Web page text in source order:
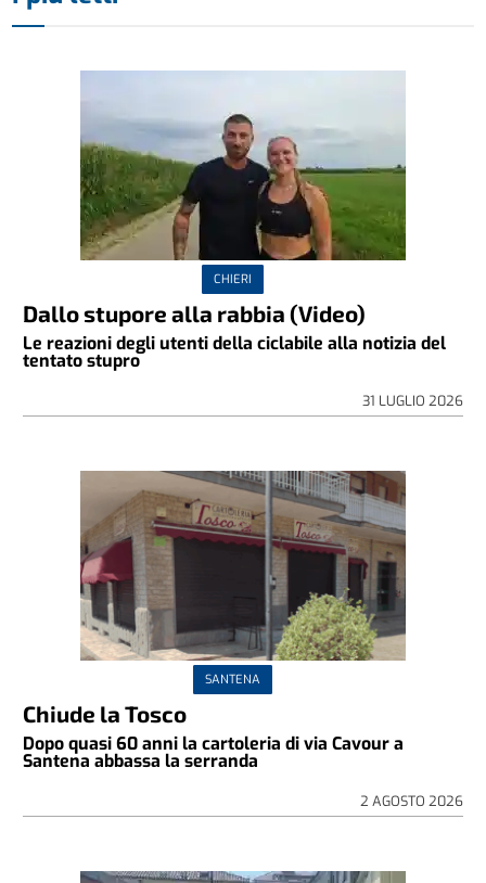
CHIERI
Dallo stupore alla rabbia (Video)
Le reazioni degli utenti della ciclabile alla notizia del
tentato stupro
31 LUGLIO 2026
SANTENA
Chiude la Tosco
Dopo quasi 60 anni la cartoleria di via Cavour a
Santena abbassa la serranda
2 AGOSTO 2026